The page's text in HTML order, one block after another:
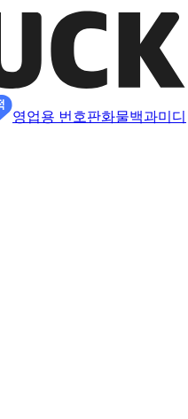
영업용 번호판화물백과미디